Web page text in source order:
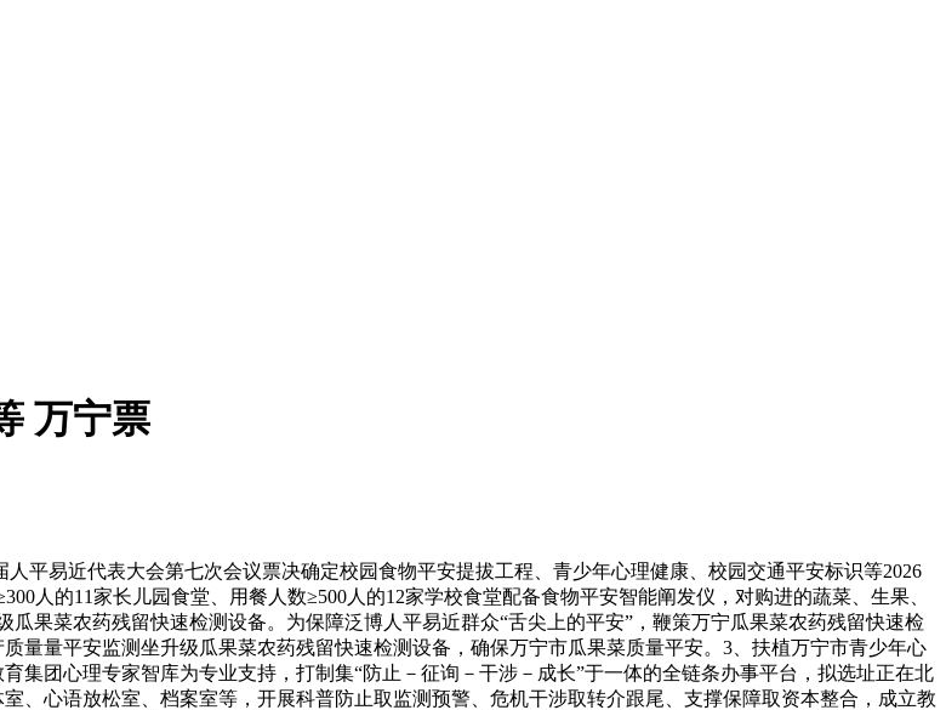
万宁票
易近代表大会第七次会议票决确定校园食物平安提拔工程、青少年心理健康、校园交通平安标识等2026
人的11家长儿园食堂、用餐人数≥500人的12家学校食堂配备食物平安智能阐发仪，对购进的蔬菜、生果、
果菜农药残留快速检测设备。为保障泛博人平易近群众“舌尖上的平安”，鞭策万宁瓜果菜农药残留快速检
量量平安监测坐升级瓜果菜农药残留快速检测设备，确保万宁市瓜果菜质量平安。3、扶植万宁市青少年心
集团心理专家智库为专业支持，打制集“防止－征询－干涉－成长”于一体的全链条办事平台，拟选址正在北
、心语放松室、档案室等，开展科普防止取监测预警、危机干涉取转介跟尾、支撑保障取资本整合，成立教